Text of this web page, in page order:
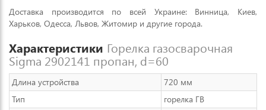
Доставка производится по всей Украине: Винница, Киев,
Харьков, Одесса, Львов, Житомир и другие города.
Характеристики Горелка газосварочная
Sigma 2902141 пропан, d=60
Длина устройства
720 мм
Тип
горелка ГВ